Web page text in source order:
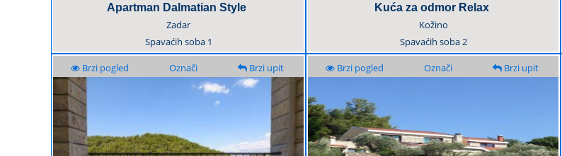
Apartman Dalmatian Style
Zadar
Spavaćih soba 1
Kuća za odmor Relax
Kožino
Spavaćih soba2
Brzi pogled Označi Brzi upit Brzi pogled Označi Brzi upit